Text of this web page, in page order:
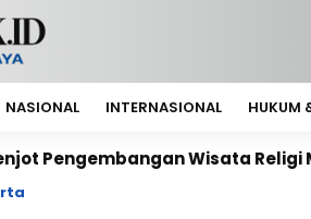
NASIONAL INTERNASIONAL HUKUM
Wisata Religi Makam Jaksa